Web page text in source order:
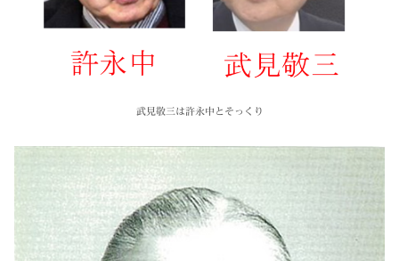
武見敬三は許永中とそっくり